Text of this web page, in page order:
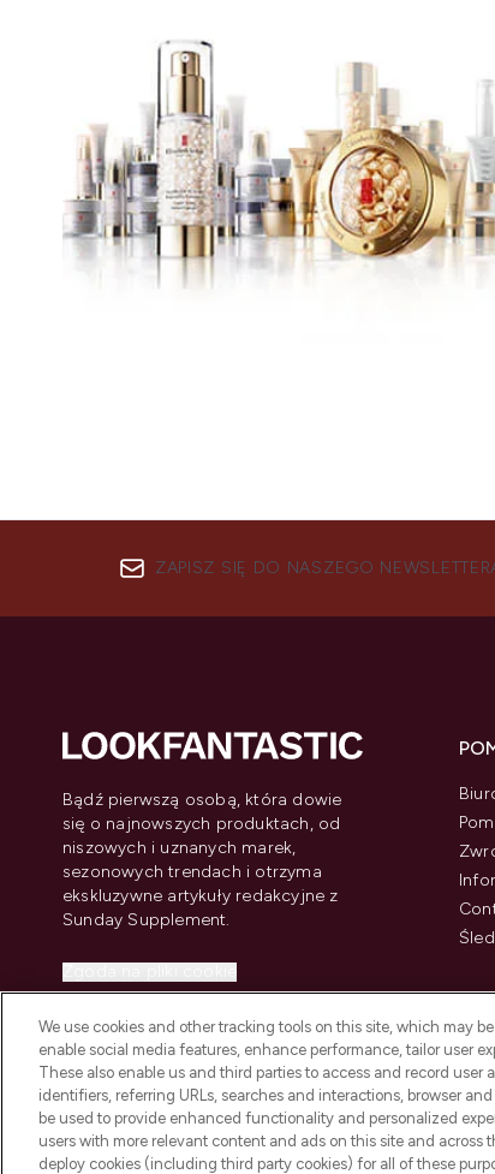
ZAPISZ SIĘ DO NASZEGO
Bądź pierwszą osobą, która dowie
się o najnowszych produktach, od
niszowych i uznanych marek,
sezonowych trendach i otrzyma
ekskluzywne artykuły redakcyjne z
Sunday Supplement.
Information
We use cookies and other tracking tools on this site, which may
enable social media features, enhance performance, tailor user
These also enable us and third parties to access and record
identifiers, referring URLs, searches and interactions, browser
be used to provide enhanced functionality and personalized
users with more relevant content and ads on this site and across
deploy cookies (including third party cookies) for all of these